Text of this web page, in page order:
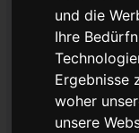
und die
Ihre
Ergebnisse
woher
unsere
Schlauch
Seitentitel:
Autor(en):
Herausgeber: